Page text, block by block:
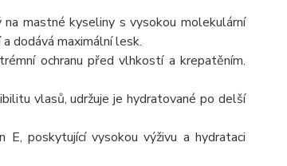
mastné kyseliny s vysokou molekulární
dodává maximální lesk.
ochranu před vlhkostí a krepatěním.
vlasů, udržuje je hydratované po delší
poskytující vysokou výživu a hydrataci